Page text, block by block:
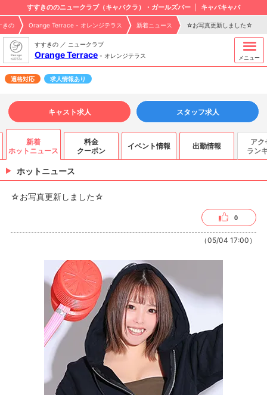
すすきののニュークラブ（キャバクラ）・ガールズバー キャバキャバ
きの Orange Terrace - オレンジテラス 新着ニュース ☆お写真更新しました☆
すすきの ／ ニュークラブ
Orange Terrace - オレンジテラス メニュー
適格対応 求人情報あり
キャスト求人 スタッフ求人
新着
ホットニュース
料金
クーポン
イベント情報 出勤情報
アク
ラン
ホットニュース
☆お写真更新しました☆
0
（05/04 17:00）